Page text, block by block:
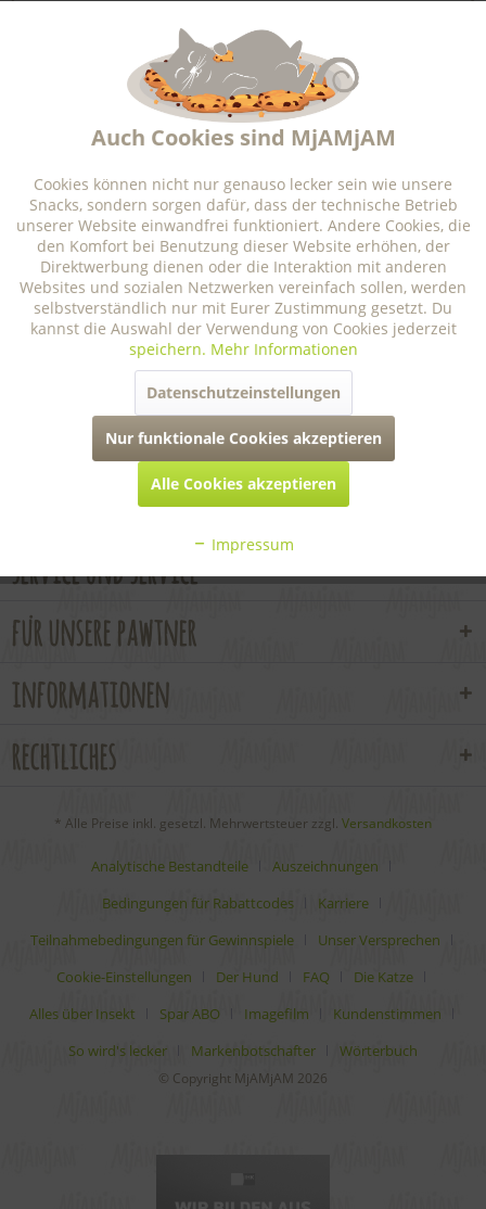
0.125 Kilogramm (14,32 € * / 1 Kilogramm)
Lieferzeit ca. 3-5 Tage
wir sind für dich da
service und service
für unsere pawtner
informationen
rechtliches
* Alle Preise inkl. gesetzl. Mehrwertsteuer zzgl. Versandkosten
Analytische Bestandteile
Auszeichnungen
Bedingungen für Rabattcodes
Karriere
Teilnahmebedingungen für Gewinnspiele
Unser Versprechen
Cookie-Einstellungen
Der Hund FAQ
Die Katze
Alles über Insekt
Spar ABO Imagefilm
Kundenstimmen
So wird's lecker
Markenbotschafter Wörterbuch
© Copyright MjAMjAM 2026
Tracking Aktiv
Personalisierung Aktiv
Service Aktiv
Auch Cookies sind MjAMjAM
Cookies können nicht nur genauso lecker sein wie unsere
Snacks, sondern sorgen dafür, dass der technische Betrieb
unserer Website einwandfrei funktioniert. Andere Cookies, die
den Komfort bei Benutzung dieser Website erhöhen, der
Direktwerbung dienen oder die Interaktion mit anderen
Websites und sozialen Netzwerken vereinfach sollen, werden
selbstverständlich nur mit Eurer Zustimmung gesetzt. Du
kannst die Auswahl der Verwendung von Cookies jederzeit
speichern. Mehr Informationen
Datenschutzeinstellungen
Nur funktionale Cookies akzeptieren
Alle Cookies akzeptieren
Impressum